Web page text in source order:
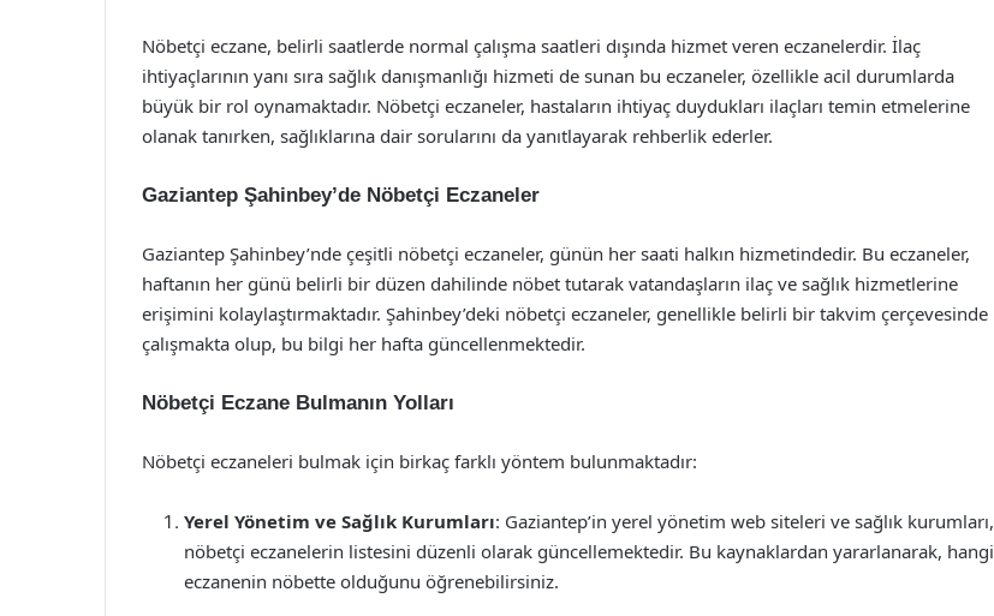
Nöbetçi eczane, belirli saatlerde normal çalışma saatleri dışında hizmet veren eczanelerdir. İlaç
ihtiyaçlarının yanı sıra sağlık danışmanlığı hizmeti de sunan bu eczaneler, özellikle acil durumlarda
büyük bir rol oynamaktadır. Nöbetçi eczaneler, hastaların ihtiyaç duydukları ilaçları temin etmelerine
olanak tanırken, sağlıklarına dair sorularını da yanıtlayarak rehberlik ederler.
Gaziantep Şahinbey’de Nöbetçi Eczaneler
Gaziantep Şahinbey’nde çeşitli nöbetçi eczaneler, günün her saati halkın hizmetindedir. Bu eczaneler,
haftanın her günü belirli bir düzen dahilinde nöbet tutarak vatandaşların ilaç ve sağlık hizmetlerine
erişimini kolaylaştırmaktadır. Şahinbey’deki nöbetçi eczaneler, genellikle belirli bir takvim çerçevesinde
çalışmakta olup, bu bilgi her hafta güncellenmektedir.
Nöbetçi Eczane Bulmanın Yolları
Nöbetçi eczaneleri bulmak için birkaç farklı yöntem bulunmaktadır:
Yerel Yönetim ve Sağlık Kurumları: Gaziantep’in yerel yönetim web siteleri ve sağlık kurumları,
nöbetçi eczanelerin listesini düzenli olarak güncellemektedir. Bu kaynaklardan yararlanarak, hangi
eczanenin nöbette olduğunu öğrenebilirsiniz.